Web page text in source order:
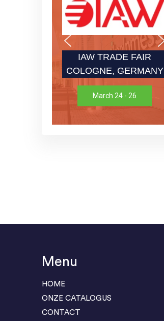
IAW TRADE FAIR
COLOGNE, GERMANY
March 24 - 26
Menu
HOME
ONZE CATALOGUS
CONTACT